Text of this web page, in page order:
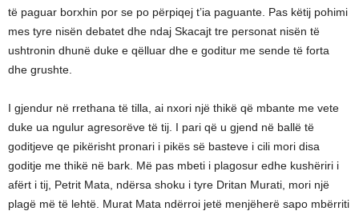
të paguar borxhin por se po përpiqej t’ia paguante. Pas këtij pohimi
mes tyre nisën debatet dhe ndaj Skacajt tre personat nisën të
ushtronin dhunë duke e qëlluar dhe e goditur me sende të forta
dhe grushte.
I gjendur në rrethana të tilla, ai nxori një thikë që mbante me vete
duke ua ngulur agresorëve të tij. I pari që u gjend në ballë të
goditjeve qe pikërisht pronari i pikës së basteve i cili mori disa
goditje me thikë në bark. Më pas mbeti i plagosur edhe kushëriri i
afërt i tij, Petrit Mata, ndërsa shoku i tyre Dritan Murati, mori një
plagë më të lehtë. Murat Mata ndërroi jetë menjëherë sapo mbërriti